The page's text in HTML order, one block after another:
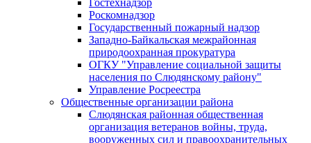
Гостехнадзор
Роскомнадзор
Государственный пожарный надзор
Западно-Байкальская межрайонная
природоохранная прокуратура
ОГКУ "Управление социальной защиты
населения по Слюдянскому району"
Управление Росреестра
Общественные организации района
Слюдянская районная общественная
организация ветеранов войны, труда,
вооруженных сил и правоохранительных